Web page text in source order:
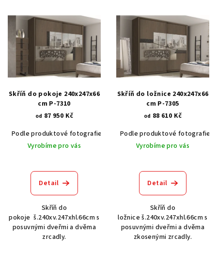
ý
p
Skříň do pokoje 240x247x66
cm P-7310
od 87 950 Kč
Podle produktové fotografie
Akát vintage BT1551
Dub světlý
Vyrobíme pro vás
Detail
Skříň do
pokoje š.240xv.247xhl.66cm s
posuvnými dveřmi a dvěma
zrcadly.
Skříň do ložnice 240x247x66
cm P-7305
od 88 610 Kč
Podle produktové fotografie
Vyrobíme pro vás
Detail
Skříň do
ložnice š.240xv.247xhl.66cm s
posuvnými dveřmi a dvěma
zkosenými zrcadly.